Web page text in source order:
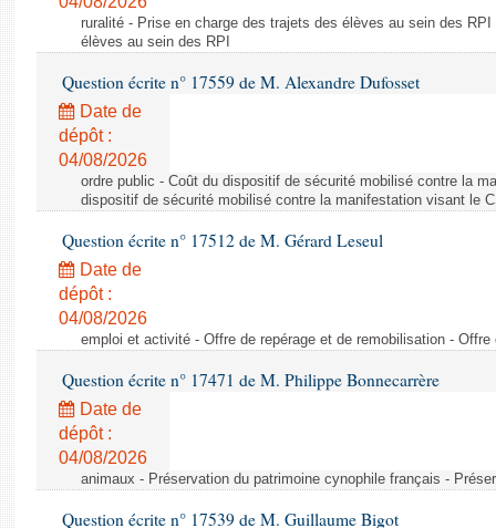
ruralité - Prise en charge des trajets des élèves au sein des
élèves au sein des RPI
Question écrite n° 17559 de M. Alexandre Dufosset
Date de
dépôt :
04/08/2026
ordre public - Coût du dispositif de sécurité mobilisé contre la
dispositif de sécurité mobilisé contre la manifestation visant le
Question écrite n° 17512 de M. Gérard Leseul
Date de
dépôt :
04/08/2026
emploi et activité - Offre de repérage et de remobilisation -
Question écrite n° 17471 de M. Philippe Bonnecarrère
Date de
dépôt :
04/08/2026
animaux - Préservation du patrimoine cynophile français -
Question écrite n° 17539 de M. Guillaume Bigot